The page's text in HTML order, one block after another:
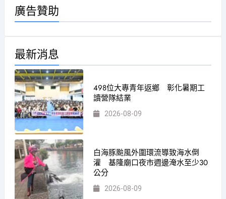
廣告贊助
最新消息
498位大專青年返鄉 彰化暑期工
讀營隊結業
2026-08-09
白海豚颱風外圍環流導致海水倒
灌 基隆廟口夜市週邊淹水至少30
公分
2026-08-09